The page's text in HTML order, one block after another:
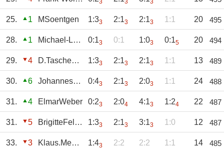
3 3 3
25. 1 MSoentgen 1:33 2:13 2:13 1:1 20 495
28. 1 Michael-Lorse 0:13 0:1 1:03 0:15 20 494
29. 4 D.Taschenmacher 1:33 2:13 2:13 1:1 13 489
30. 6 JohannesSuchy 0:43 2:13 2:03 1:1 24 488
31. 4 ElmarWeber 0:23 2:04 4:13 1:24 22 487
31. 5 BrigitteFelsing 1:33 2:13 3:13 1:0 12 487
33. 3 Klaus.Meesters 1:43 2:2 2:2 1:1 14 485